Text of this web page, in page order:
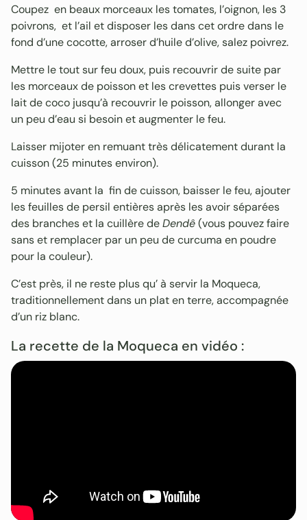
Coupez en beaux morceaux les tomates, l’oignon, les 3
poivrons, et l’ail et disposer les dans cet ordre dans le
fond d’une cocotte, arroser d’huile d’olive, salez poivrez.
Mettre le tout sur feu doux, puis recouvrir de suite par
les morceaux de poisson et les crevettes puis verser le
lait de coco jusqu’à recouvrir le poisson, allonger avec
un peu d’eau si besoin et augmenter le feu.
Laisser mijoter en remuant très délicatement durant la
cuisson (25 minutes environ).
5 minutes avant la fin de cuisson, baisser le feu, ajouter
les feuilles de persil entières après les avoir séparées
des branches et la cuillère deDendê(vous pouvez faire
sans et remplacer par un peu de curcuma en poudre
pour la couleur).
C’est près, il ne reste plus qu’ à servir la Moqueca,
traditionnellement dans un plat en terre, accompagnée
d’un riz blanc.
La recette de la Moqueca en vidéo :